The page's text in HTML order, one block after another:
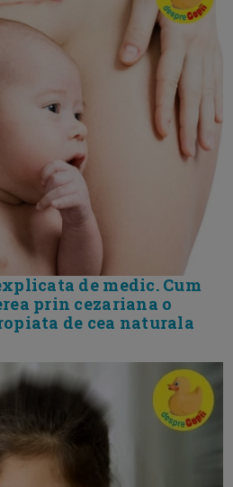
de medic. Cum
prin cezariana o
de cea naturala